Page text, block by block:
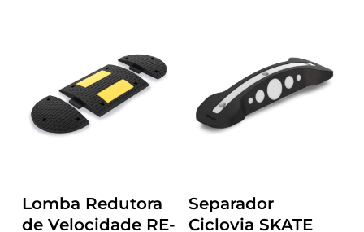
Lomba Redutora
de Velocidade RE-
Separador
Ciclovia SKATE